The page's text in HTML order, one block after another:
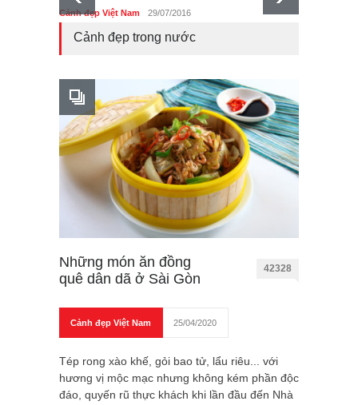
Cảnh đẹp Việt Nam 29/07/2016
Cảnh đẹp trong nước
Những món ăn đồng
quê dân dã ở Sài Gòn
42328
Cảnh đẹp Việt Nam 25/04/2020
Tép rong xào khế, gỏi bao tử, lẩu riêu... với
hương vị mộc mạc nhưng không kém phần độc
đáo, quyến rũ thực khách khi lần đầu đến Nhà